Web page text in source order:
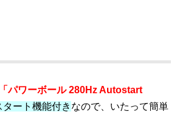
「パワーボール 280Hz Autostart
タート機能付き なので、いたって簡単